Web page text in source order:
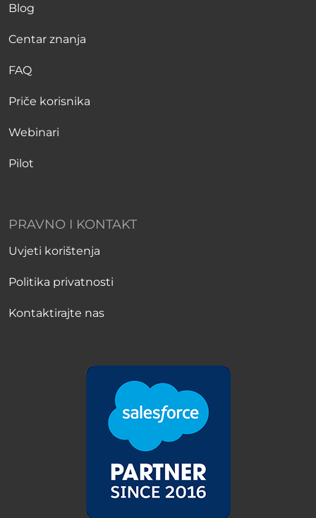
Blog
Centar znanja
FAQ
Priče korisnika
Webinari
Pilot
PRAVNO I KONTAKT
Uvjeti korištenja
Politika privatnosti
Kontaktirajte nas